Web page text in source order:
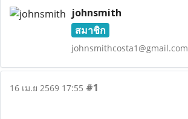
johnsmith
สมาชิก
johnsmithcosta1@gmail.com
16 เม.ย 2569 17:55 #1